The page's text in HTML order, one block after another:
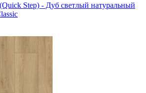
Step) - Дуб светлый натуральный